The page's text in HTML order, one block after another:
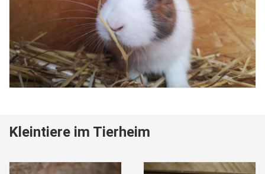
Kleintiere im Tierheim